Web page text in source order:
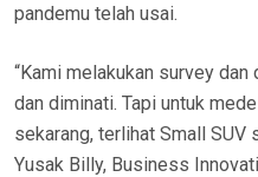
pandemu telah usai.
“Kami melakukan survey
dan diminati. Tapi untuk
sekarang, terlihat Small SUV
Yusak Billy, Business